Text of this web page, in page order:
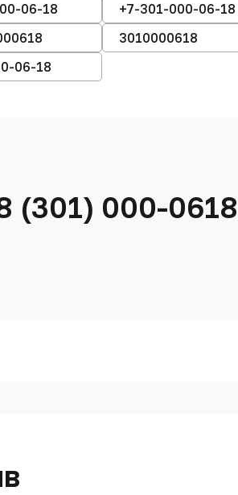
06-18 +7-301-000-06-18
3010000618
06-18
(301) 000-0618